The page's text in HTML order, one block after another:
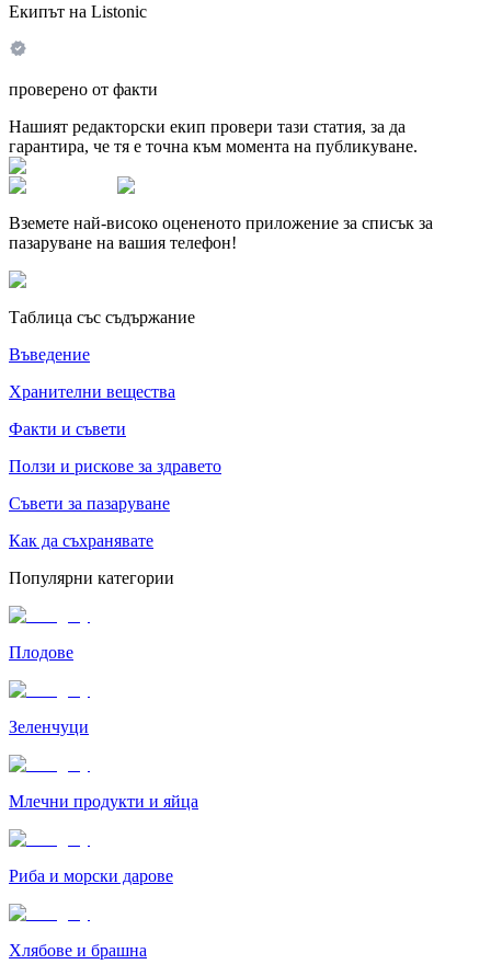
Екипът на Listonic
проверено от факти
Нашият редакторски екип провери тази статия, за да
гарантира, че тя е точна към момента на публикуване.
Вземете най-високо оцененото приложение за списък за
пазаруване на вашия телефон!
Таблица със съдържание
Въведение
Хранителни вещества
Факти и съвети
Ползи и рискове за здравето
Съвети за пазаруване
Как да съхранявате
Популярни категории
Плодове
Зеленчуци
Млечни продукти и яйца
Риба и морски дарове
Хлябове и брашна